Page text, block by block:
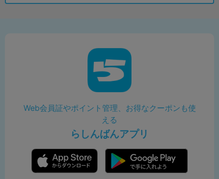
Web会員証やポイント管理、お得なクーポンも使
える
らしんばんアプリ